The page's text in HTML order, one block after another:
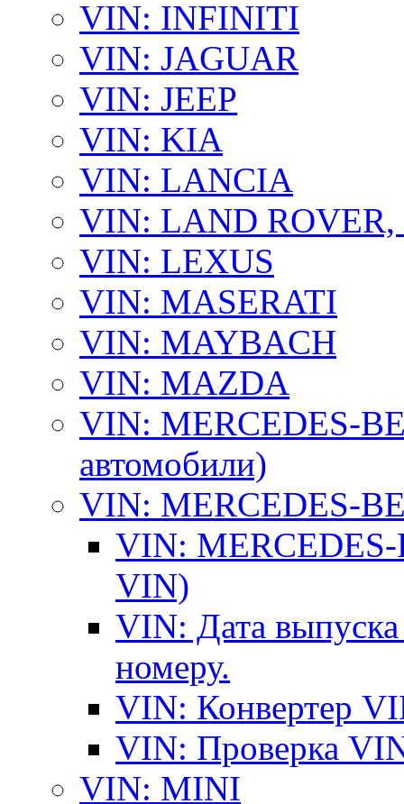
VIN: INFINITI
VIN: JAGUAR
VIN: JEEP
VIN: KIA
VIN: LANCIA
VIN: LAND ROVER,
VIN: LEXUS
VIN: MASERATI
VIN: MAYBACH
VIN: MAZDA
VIN: MERCEDES-
автомобили)
VIN: MERCEDES-
VIN: MERCEDES-
VIN)
VIN: Дата
номеру.
VIN: Конвертер
VIN: Проверка
VIN: MINI